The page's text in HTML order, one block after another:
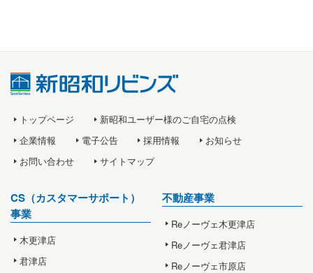
トップページ
新昭和ユーザー様のご自宅の点検
企業情報
電子公告 採用情報
お知らせ
お問い合わせ
サイトマップ
CS（カスタマーサポート）
事業
木更津店
君津店
不動産事業
Reノーヴェ木更津店
Reノーヴェ君津店
Reノーヴェ市原店